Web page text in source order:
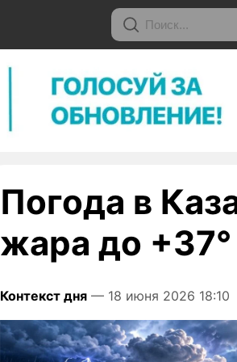
Погода в
жара до
Контекст дня — 18 июня 2026 18:10